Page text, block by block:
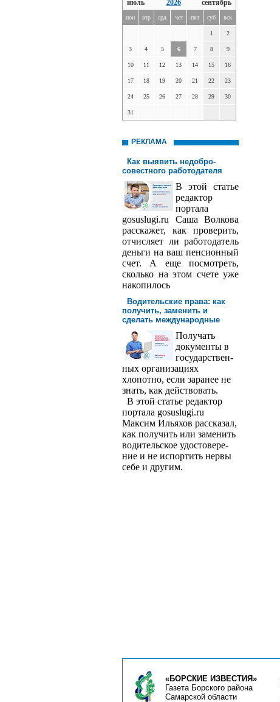
2026
пон втр срд чет пят суб вск
1 2
3 4 5 6 7 8 9
10 11 12 13 14 15 16
17 18 19 20 21 22 23
24 25 26 27 28 29 30
31
РЕКЛАМА
Как выявить недобро­
совестного работодателя
В этой статье
редактор
порта­ла
gosuslugi.ru Саша Волкова
расскажет, как проверить,
отчисляет ли работодатель
деньги на ваш пенсионный
счет. А еще посмотреть,
сколько на этом счете уже
накопилось
Водительские права: как
получить, заменить и
сделать международ­ные
Получать
доку­менты в
государствен­
ных организациях
хлопотно, если заранее не
знать, как действовать.
В этой статье редактор
портала gosuslugi.ru
Максим Ильяхов рассказал,
как получить или заменить
водительское удостовере­
ние и не испортить нервы
себе и другим.
«БОРСКИЕ ИЗВЕСТИЯ»
Газета Борского района
Самарской области